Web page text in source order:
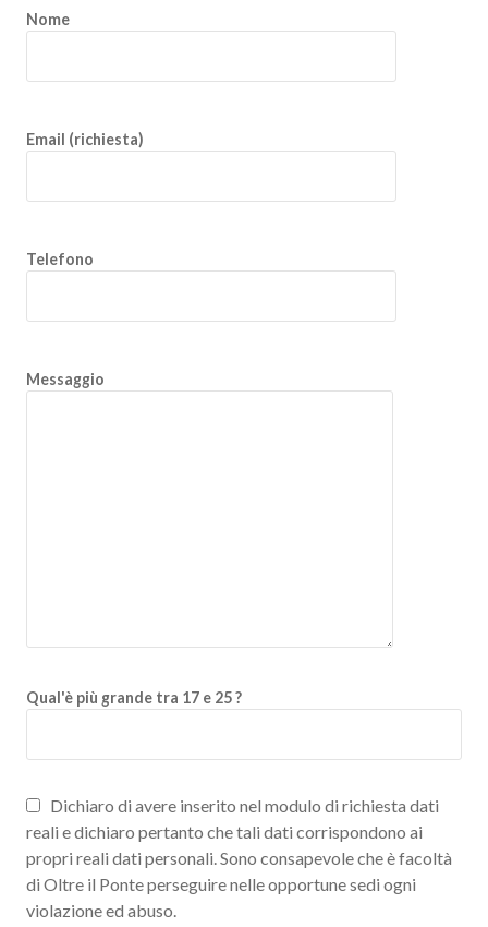
Nome
Email (richiesta)
Telefono
Messaggio
Qual'è più grande tra 17 e 25 ?
Dichiaro di avere inserito nel modulo di richiesta dati
reali e dichiaro pertanto che tali dati corrispondono ai
propri reali dati personali. Sono consapevole che è facoltà
di Oltre il Ponte perseguire nelle opportune sedi ogni
violazione ed abuso.